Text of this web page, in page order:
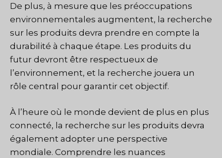
De plus, à mesure que les préoccupations
environnementales augmentent, la recherche
sur les produits devra prendre en compte la
durabilité à chaque étape. Les produits du
futur devront être respectueux de
l’environnement, et la recherche jouera un
rôle central pour garantir cet objectif.
À l’heure où le monde devient de plus en plus
connecté, la recherche sur les produits devra
également adopter une perspective
mondiale. Comprendre les nuances